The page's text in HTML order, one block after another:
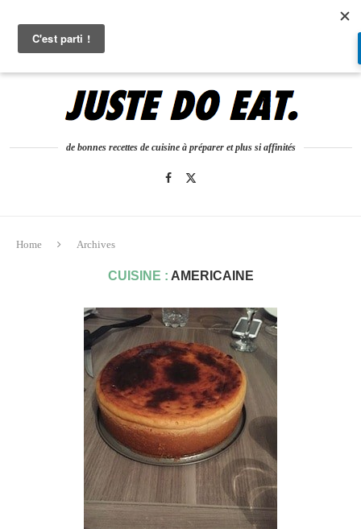
de bonnes recettes de cuisine à préparer et plus si affinités
Home Archives
CUISINE : AMERICAINE